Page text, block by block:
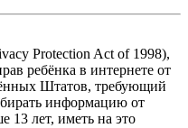
Protection Act of 1998),
ребёнка в интернете от
Штатов, требующий
информацию от
13 лет, иметь на это